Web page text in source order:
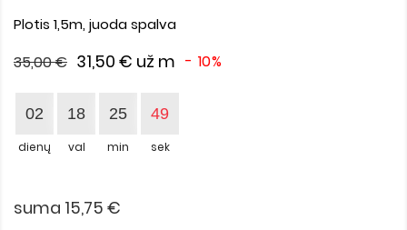
Plotis 1,5m, juoda spalva
31,50 € už m - 10%
35,00 €
02
dienų
18
val
25
min
48
sek
suma 15,75 €